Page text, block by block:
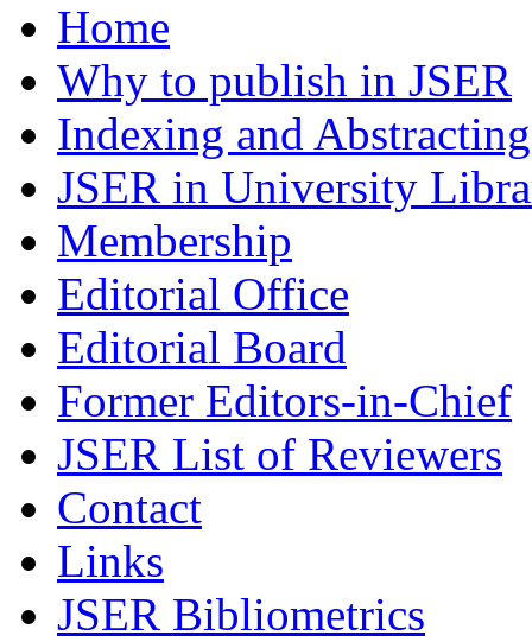
Home
Why to publish in JSER
Indexing and Abstracting
JSER in University
Membership
Editorial Office
Editorial Board
Former Editors-in-Chief
JSER List of Reviewers
Contact
Links
JSER Bibliometrics